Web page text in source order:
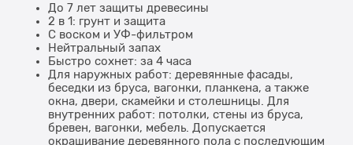
До 7 лет защиты древесины
2 в 1: грунт и защита
С воском и УФ-фильтром
Нейтральный запах
Быстро сохнет: за 4 часа
Для наружных работ: деревянные фасады,
беседки из бруса, вагонки, планкена, а также
окна, двери, скамейки и столешницы. Для
внутренних работ: потолки, стены из бруса,
бревен, вагонки, мебель. Допускается
окрашивание деревянного пола с последующим